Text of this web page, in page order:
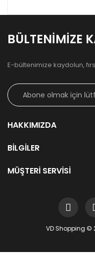
BÜLTENIMIZE
E-bültenimize kaydolun,
HAKKIMIZDA
BILGILER
MÜŞTERI SERVISI
VD Shopping ©